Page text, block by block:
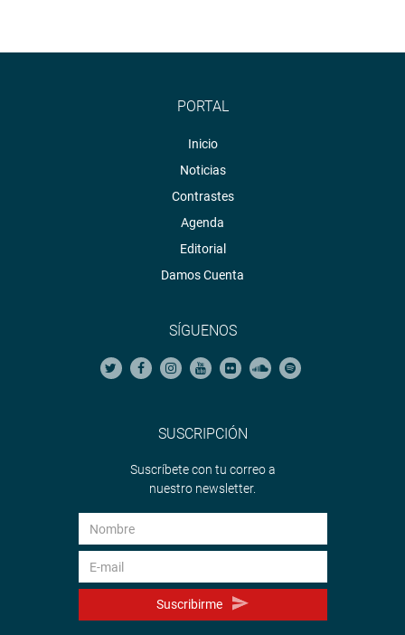
PORTAL
Inicio
Noticias
Contrastes
Agenda
Editorial
Damos Cuenta
SÍGUENOS
SUSCRIPCIÓN
Suscríbete con tu correo a
nuestro newsletter.
Suscribirme